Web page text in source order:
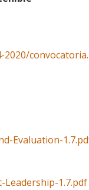
Evaluation-
1.7.pdf